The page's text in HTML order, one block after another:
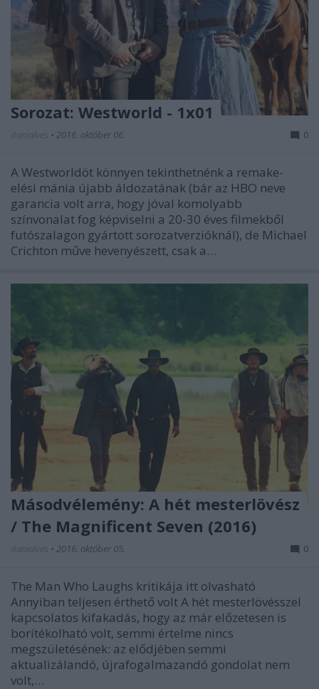
Sorozat: Westworld - 1x01
• 2016. október 06. 0
A Westworldöt könnyen tekinthetnénk a remake-
elési mánia újabb áldozatának (bár az HBO neve
garancia volt arra, hogy jóval komolyabb
színvonalat fog képviselni a 20-30 éves filmekből
futószalagon gyártott sorozatverzióknál), de Michael
Crichton műve hevenyészett, csak a…
Másodvélemény: A hét mesterlövész
/ The Magnificent Seven (2016)
• 2016. október 05. 0
The Man Who Laughs kritikája itt olvasható
Annyiban teljesen érthető volt A hét mesterlövésszel
kapcsolatos kifakadás, hogy az már előzetesen is
borítékolható volt, semmi értelme nincs
megszületésének: az elődjében semmi
aktualizálandó, újrafogalmazandó gondolat nem
volt,…